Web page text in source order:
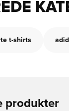
t-shirts
produkter